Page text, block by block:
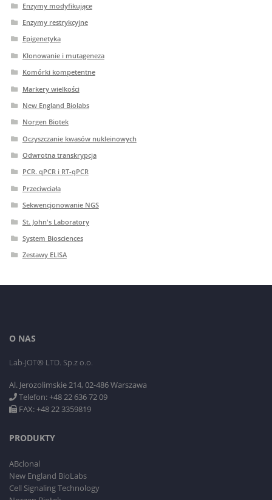
Enzymy modyfikujące
Enzymy restrykcyjne
Epigenetyka
Klonowanie i mutageneza
Komórki kompetentne
Markery wielkości
New England Biolabs
Norgen Biotek
Oczyszczanie kwasów nukleinowych
Odwrotna transkrypcja
PCR. qPCR i RT-qPCR
Przeciwciała
Sekwencjonowanie NGS
St. John's Laboratory
System Biosciences
Zestawy ELISA
O NAS
Lab-JOT® LTD. Sp.z o.o.
Al. Jerozolimskie 214, 02-486 Warszawa
Telefon: +48 22 636 72 09
FAX: +48 22 3359819
PRODUKTY
ABclonal
New England BioLabs
Cell Signaling Technology